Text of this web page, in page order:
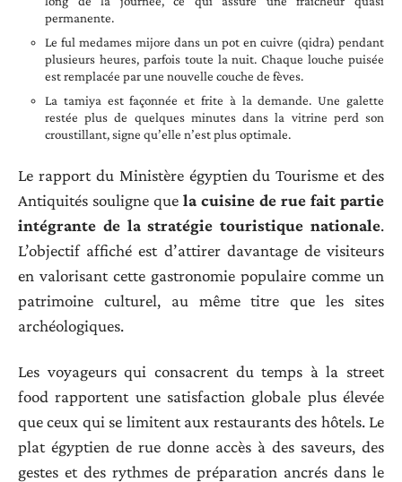
permanente.
Le ful medames mijore dans un pot en cuivre (qidra) pendant
plusieurs heures, parfois toute la nuit. Chaque louche puisée
est remplacée par une nouvelle couche de fèves.
La tamiya est façonnée et frite à la demande. Une galette
restée plus de quelques minutes dans la vitrine perd son
croustillant, signe qu’elle n’est plus optimale.
Le rapport du Ministère égyptien du Tourisme et des
Antiquités souligne que la cuisine de rue fait partie
intégrante de la stratégie touristique nationale.
L’objectif affiché est d’attirer davantage de visiteurs
en valorisant cette gastronomie populaire comme un
patrimoine culturel, au même titre que les sites
archéologiques.
Les voyageurs qui consacrent du temps à la street
food rapportent une satisfaction globale plus élevée
que ceux qui se limitent aux restaurants des hôtels. Le
plat égyptien de rue donne accès à des saveurs, des
gestes et des rythmes de préparation ancrés dans le